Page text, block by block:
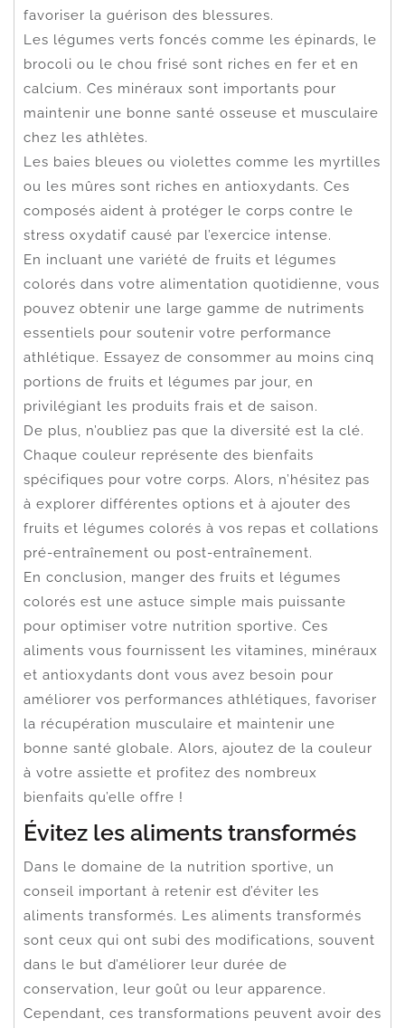
favoriser la guérison des blessures.
Les légumes verts foncés comme les épinards, le
brocoli ou le chou frisé sont riches en fer et en
calcium. Ces minéraux sont importants pour
maintenir une bonne santé osseuse et musculaire
chez les athlètes.
Les baies bleues ou violettes comme les myrtilles
ou les mûres sont riches en antioxydants. Ces
composés aident à protéger le corps contre le
stress oxydatif causé par l’exercice intense.
En incluant une variété de fruits et légumes
colorés dans votre alimentation quotidienne, vous
pouvez obtenir une large gamme de nutriments
essentiels pour soutenir votre performance
athlétique. Essayez de consommer au moins cinq
portions de fruits et légumes par jour, en
privilégiant les produits frais et de saison.
De plus, n’oubliez pas que la diversité est la clé.
Chaque couleur représente des bienfaits
spécifiques pour votre corps. Alors, n’hésitez pas
à explorer différentes options et à ajouter des
fruits et légumes colorés à vos repas et collations
pré-entraînement ou post-entraînement.
En conclusion, manger des fruits et légumes
colorés est une astuce simple mais puissante
pour optimiser votre nutrition sportive. Ces
aliments vous fournissent les vitamines, minéraux
et antioxydants dont vous avez besoin pour
améliorer vos performances athlétiques, favoriser
la récupération musculaire et maintenir une
bonne santé globale. Alors, ajoutez de la couleur
à votre assiette et profitez des nombreux
bienfaits qu’elle offre !
Évitez les aliments transformés
Dans le domaine de la nutrition sportive, un
conseil important à retenir est d’éviter les
aliments transformés. Les aliments transformés
sont ceux qui ont subi des modifications, souvent
dans le but d’améliorer leur durée de
conservation, leur goût ou leur apparence.
Cependant, ces transformations peuvent avoir des